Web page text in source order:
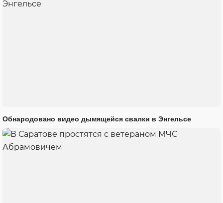
Обнародовано видео дымящейся свалки в Энгельсе